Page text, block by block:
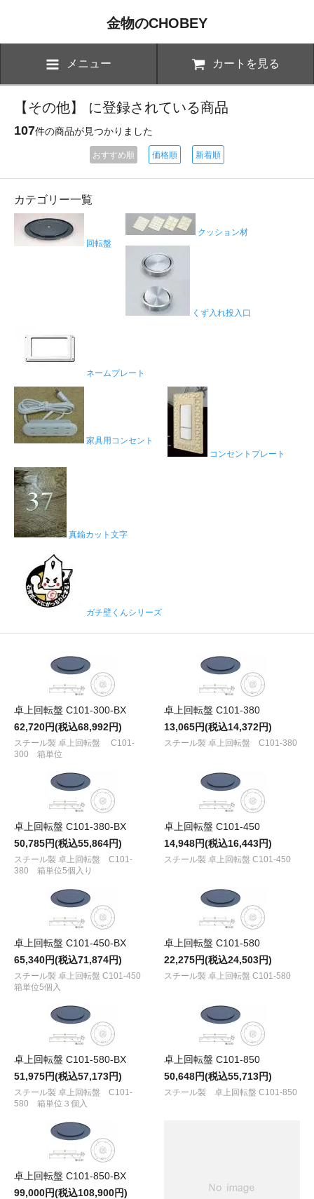
金物のCHOBEY
メニュー カートを見る
【その他】 に登録されている商品
107件の商品が見つかりました
おすすめ順 価格順 新着順
カテゴリー一覧
回転盤
クッション材
くず入れ投入口
ネームプレート
家具用コンセント
コンセントプレート
真鍮カット文字
ガチ壁くんシリーズ
卓上回転盤 C101-300-BX
62,720円(税込68,992円)
スチール製 卓上回転盤 C101-
300 箱単位
卓上回転盤 C101-380
13,065円(税込14,372円)
スチール製 卓上回転盤 C101-380
卓上回転盤 C101-380-BX
50,785円(税込55,864円)
スチール製 卓上回転盤 C101-
380 箱単位5個入り
卓上回転盤 C101-450
14,948円(税込16,443円)
スチール製 卓上回転盤 C101-450
卓上回転盤 C101-450-BX
65,340円(税込71,874円)
スチール製 卓上回転盤 C101-450
箱単位5個入
卓上回転盤 C101-580
22,275円(税込24,503円)
スチール製 卓上回転盤 C101-580
卓上回転盤 C101-580-BX
51,975円(税込57,173円)
スチール製 卓上回転盤 C101-
580 箱単位３個入
卓上回転盤 C101-850
50,648円(税込55,713円)
スチール製 卓上回転盤 C101-850
卓上回転盤 C101-850-BX
99,000円(税込108,900円)